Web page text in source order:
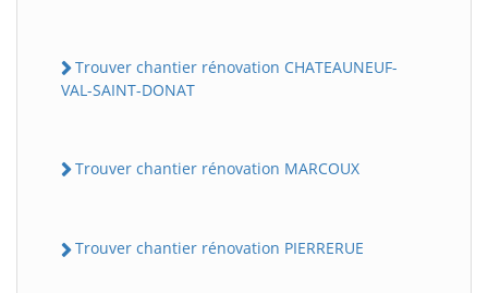
Trouver chantier rénovation CHATEAUNEUF-
VAL-SAINT-DONAT
Trouver chantier rénovation MARCOUX
Trouver chantier rénovation PIERRERUE